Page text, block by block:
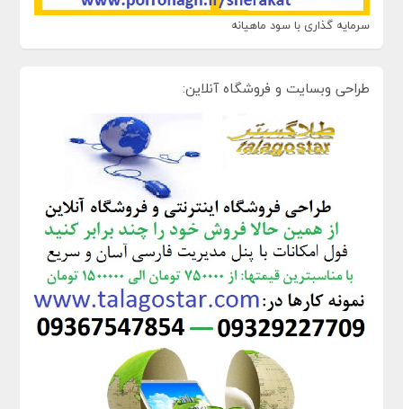
سرمایه گذاری با سود ماهیانه
طراحی وبسایت و فروشگاه آنلاین: